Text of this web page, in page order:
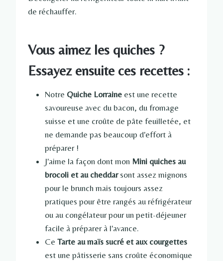
de réchauffer.
Vous aimez les quiches ?
Essayez ensuite ces recettes :
Notre Quiche Lorraine est une recette
savoureuse avec du bacon, du fromage
suisse et une croûte de pâte feuilletée, et
ne demande pas beaucoup d'effort à
préparer !
J'aime la façon dont mon Mini quiches au
brocoli et au cheddarsont assez mignons
pour le brunch mais toujours assez
pratiques pour être rangés au réfrigérateur
ou au congélateur pour un petit-déjeuner
facile à préparer à l'avance.
Ce Tarte au maïs sucré et aux courgettes
est une pâtisserie sans croûte économique